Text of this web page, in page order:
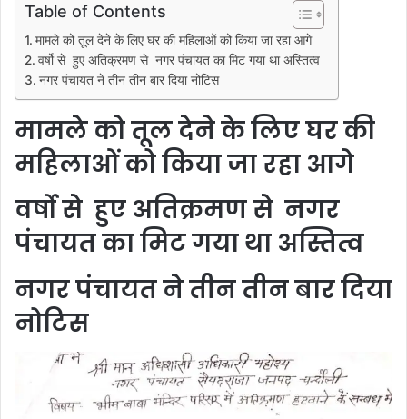
Table of Contents
मामले को तूल देने के लिए घर की महिलाओं को किया जा रहा आगे
वर्षो से हुए अतिक्रमण से नगर पंचायत का मिट गया था अस्तित्व
नगर पंचायत ने तीन तीन बार दिया नोटिस
मामले को तूल देने के लिए घर की
महिलाओं को किया जा रहा आगे
वर्षो से हुए अतिक्रमण से नगर
पंचायत का मिट गया था अस्तित्व
नगर पंचायत ने तीन तीन बार दिया
नोटिस